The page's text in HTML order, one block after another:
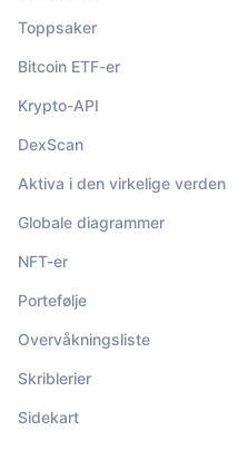
Toppsaker
Bitcoin ETF-er
Krypto-API
DexScan
Aktiva i den virkelige verden
Globale diagrammer
NFT-er
Portefølje
Overvåkningsliste
Skriblerier
Sidekart